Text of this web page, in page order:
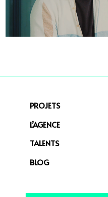
PROJETS
L’AGENCE
TALENTS
BLOG